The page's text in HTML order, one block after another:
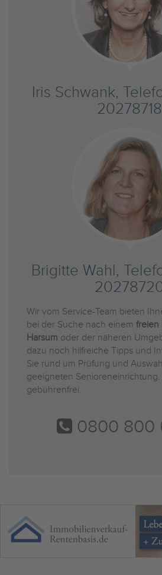
Iris Schwank,
20278718
Brigitte Wahl,
Wir vom Service-Team bieten
bei der Suche nach einem freien
Harsum oder der näheren
dazu noch hilfreiche Tipps und
Sie rund um Prüfung und
geeigneten Senioreneinrichtung.
gebührenfrei.
0800 800